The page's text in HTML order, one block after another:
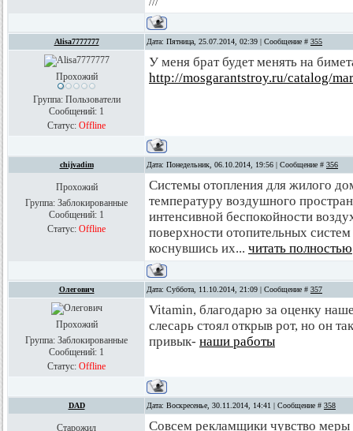
Alisa7777777 Дата: Пятница, 25.07.2014, 02:39 | Сообщение # 355
Прохожий
Группа: Пользователи
Сообщений: 1
Статус: Offline
У меня брат будет менять на
http://mosgarantstroy.ru/catalog/
chijvadim Дата: Понедельник, 06.10.2014, 19:56 | Сообщение # 356
Прохожий
Группа: Заблокированные
Сообщений: 1
Статус: Offline
Системы отопления для жилого
температуру воздушного
интенсивной беспокойности
поверхности отопительных
коснувшись их... читать полностью
Олегович Дата: Суббота, 11.10.2014, 21:09 | Сообщение # 357
Прохожий
Группа: Заблокированные
Сообщений: 1
Статус: Offline
Vitamin, благодарю за оценку
слесарь стоял открыв рот, но он
привык- наши работы
DAD Дата: Воскресенье, 30.11.2014, 14:41 | Сообщение # 358
Старожил Совсем рекламщики чувство меры